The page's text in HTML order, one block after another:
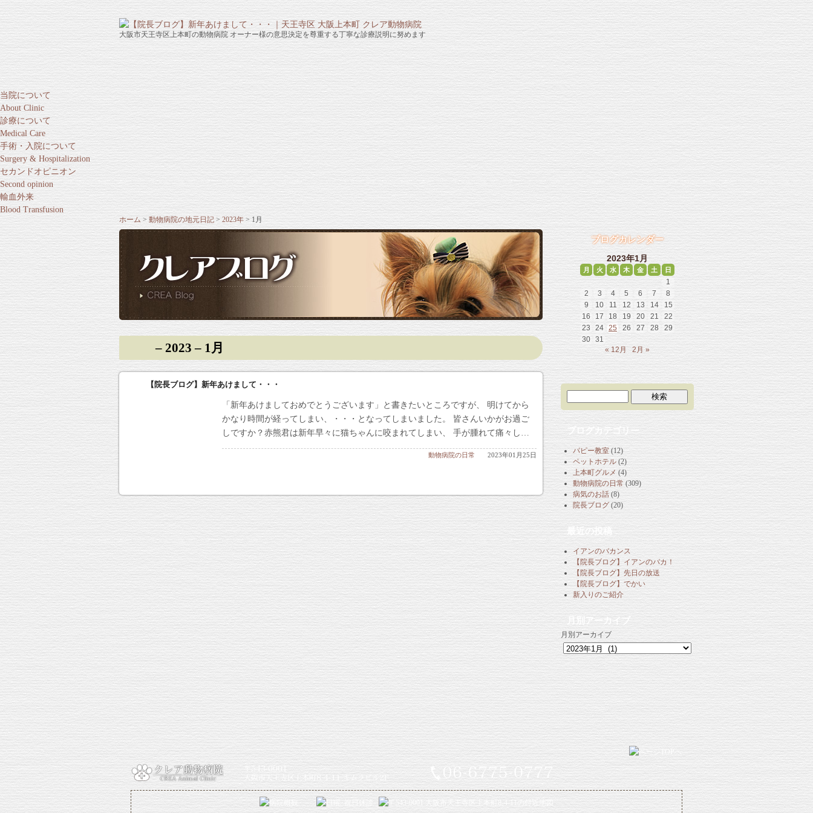
大阪市天王寺区上本町の動物病院 オーナー様の意思決定を尊重する丁寧な診療説明に努めます
当院について
About Clinic
診療について
Medical Care
手術・入院について
Surgery & Hospitalization
セカンドオピニオン
Second opinion
輸血外来
Blood Transfusion
ホーム 動物病院の地元日記 2023年 1月
– 2023 – 1月
【院長ブログ】新年あけまして・・・
「新年あけましておめでとうございます」と書きたいところですが、 明けてから
かなり時間が経ってしまい、・・・となってしまいました。 皆さんいかがお過ご
しですか？赤熊君は新年早々に猫ちゃんに咬まれてしまい、 手が腫れて痛々し…
2023年01月25日
動物病院の日常
ブログカレンダー
2023年1月
月 火 水 木 金 土 日
1
2
3 4 5 6 7
8
9
10 11 12 13 14
15
16
17 18 19 20 21
22
23
24 25 26 27 28
29
30 31
« 12月
2月 »
ブログカテゴリー
パピー教室 (12)
ペットホテル (2)
上本町グルメ (4)
動物病院の日常 (309)
病気のお話 (8)
院長ブログ (20)
最近の投稿
イアンのバカンス
【院長ブログ】イアンのバカ！
【院長ブログ】先日の放送
【院長ブログ】でかい
新入りのご紹介
月別アーカイブ
月別アーカイブ